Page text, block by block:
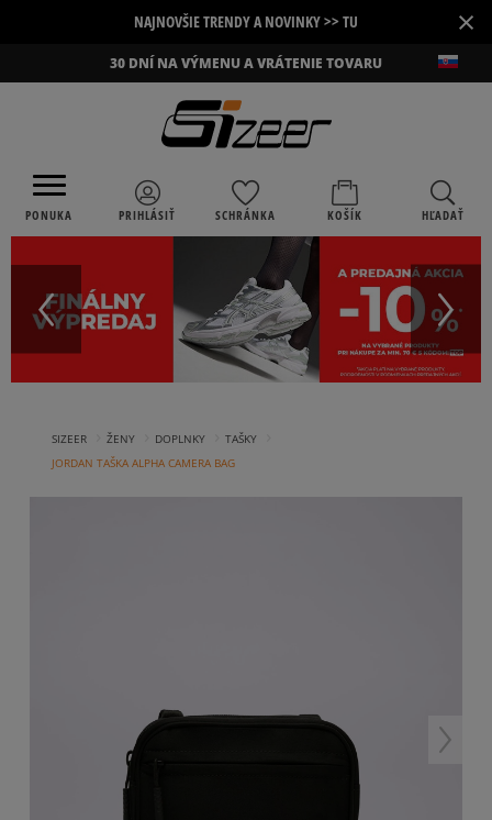
NAJNOVŠIE TRENDY A NOVINKY >> TU ×
30 DNÍ NA VÝMENU A VRÁTENIE TOVARU
PONUKA PRIHLÁSIŤ SCHRÁNKA KOŠÍK HĽADAŤ
SIZEER ŽENY DOPLNKY TAŠKY
JORDAN TAŠKA ALPHA CAMERA BAG